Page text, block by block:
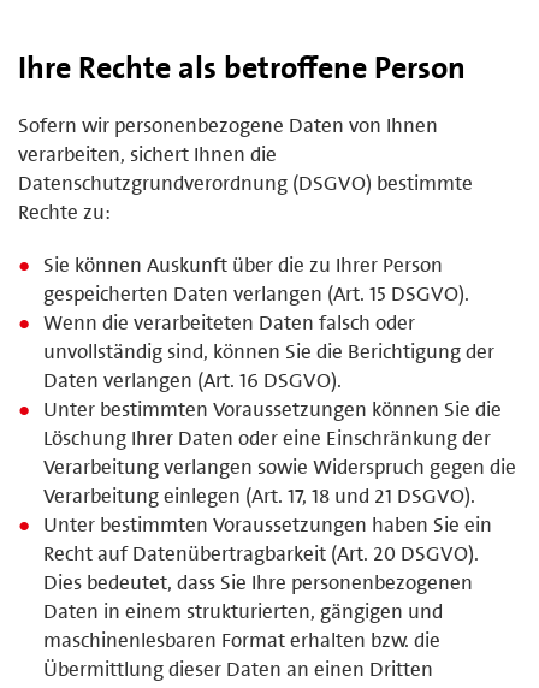
Ihre Rechte als betroffene Person
Sofern wir personenbezogene Daten von Ihnen
verarbeiten, sichert Ihnen die
Datenschutzgrundverordnung (DSGVO) bestimmte
Rechte zu:
Sie können Auskunft über die zu Ihrer Person
gespeicherten Daten verlangen (Art. 15 DSGVO).
Wenn die verarbeiteten Daten falsch oder
unvollständig sind, können Sie die Berichtigung der
Daten verlangen (Art. 16 DSGVO).
Unter bestimmten Voraussetzungen können Sie die
Löschung Ihrer Daten oder eine Einschränkung der
Verarbeitung verlangen sowie Widerspruch gegen die
Verarbeitung einlegen (Art. 17, 18 und 21 DSGVO).
Unter bestimmten Voraussetzungen haben Sie ein
Recht auf Datenübertragbarkeit (Art. 20 DSGVO).
Dies bedeutet, dass Sie Ihre personenbezogenen
Daten in einem strukturierten, gängigen und
maschinenlesbaren Format erhalten bzw. die
Übermittlung dieser Daten an einen Dritten